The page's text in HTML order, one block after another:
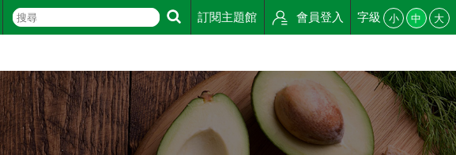
訂閱主題館 會員登入 字級 小 中 大